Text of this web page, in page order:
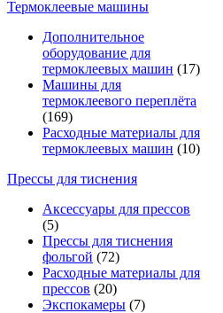
Термоклеевые машины
Дополнительное
оборудование для
термоклеевых машин (17)
Машины для
термоклеевого переплёта
(169)
Расходные материалы для
термоклеевых машин (10)
Прессы для тиснения
Аксессуары для прессов
(5)
Прессы для тиснения
фольгой (72)
Расходные материалы для
прессов (20)
Экспокамеры (7)